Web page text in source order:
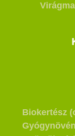
Biokertész